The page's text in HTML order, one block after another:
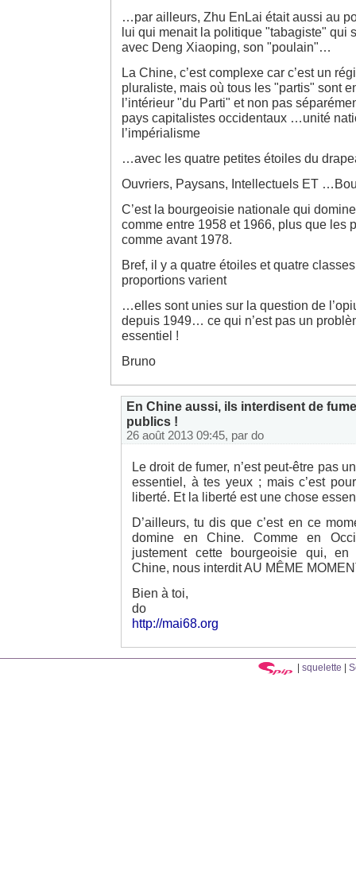
…par ailleurs, Zhu EnLai était aussi au
lui qui menait la politique "tabagiste" qui
avec Deng Xiaoping, son "poulain"…
La Chine, c’est complexe car c’est un
pluraliste, mais où tous les "partis" sont
l’intérieur "du Parti" et non pas
pays capitalistes occidentaux …unité
l’impérialisme
…avec les quatre petites étoiles du
Ouvriers, Paysans, Intellectuels ET
C’est la bourgeoisie nationale qui
comme entre 1958 et 1966, plus que les
comme avant 1978.
Bref, il y a quatre étoiles et quatre
proportions varient
…elles sont unies sur la question de
depuis 1949… ce qui n’est pas un
essentiel !
Bruno
En Chine aussi, ils interdisent de
publics !
26 août 2013 09:45, par do
Le droit de fumer, n’est peut-être pas
essentiel, à tes yeux ; mais c’est
liberté. Et la liberté est une chose
D’ailleurs, tu dis que c’est en ce
domine en Chine. Comme en
justement cette bourgeoisie qui,
Chine, nous interdit AU MÊME
Bien à toi,
do
http://mai68.org
squelette